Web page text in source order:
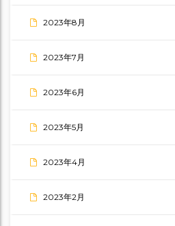
2023年8月
2023年7月
2023年6月
2023年5月
2023年4月
2023年2月